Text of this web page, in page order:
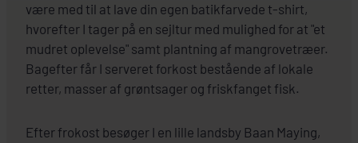
være med til at lave din egen batikfarvede t-shirt,
hvorefter I tager på en sejltur med mulighed for at "et
mudret oplevelse" samt plantning af mangrovetræer.
Bagefter får I serveret forkost bestående af lokale
retter, masser af grøntsager og friskfanget fisk.
Efter frokost besøger I en lille landsby Baan Maying,